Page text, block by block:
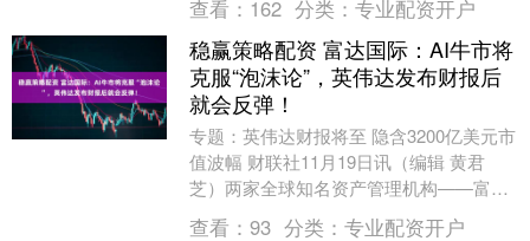
资....
查看： 162 分类： 专业配资开户
稳赢策略配资 富达国际：AI牛市将
克服“泡沫论”，英伟达发布财报后
就会反弹！
专题：英伟达财报将至 隐含3200亿美元市
值波幅 财联社11月19日讯（编辑 黄君
芝）两家全球知名资产管理机构——富达
国际和安联全球投资者的基金经理表示，
查看： 93 分类： 专业配资开户